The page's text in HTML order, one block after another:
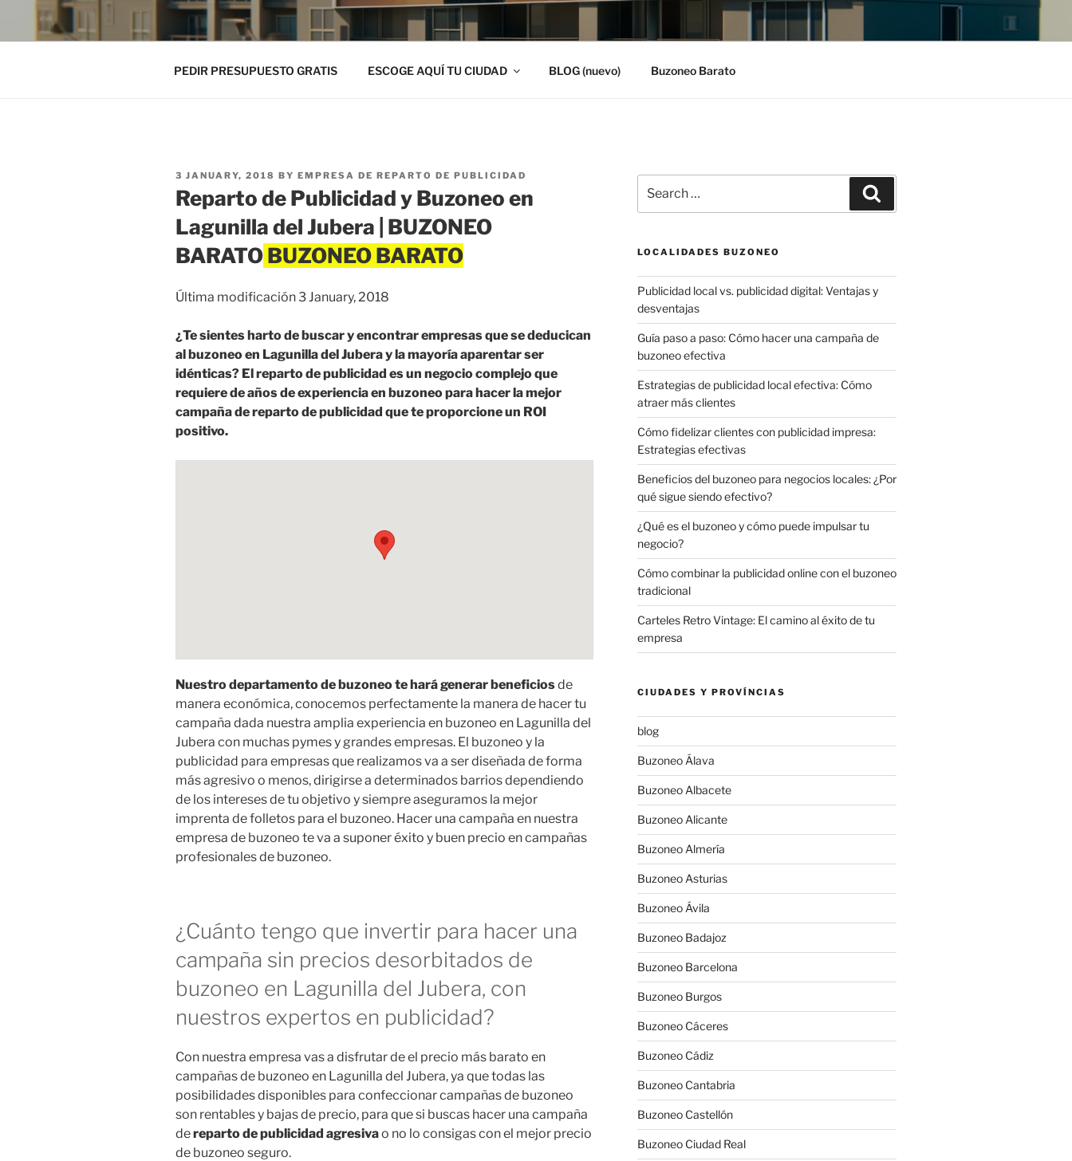
PEDIR PRESUPUESTO GRATIS ESCOGE AQUÍ TU CIUDAD BLOG (nuevo) Buzoneo Barato
POSTED
ON
3 JANUARY, 2018 BY EMPRESA DE REPARTO DE PUBLICIDAD
Reparto de Publicidad y Buzoneo en
Lagunilla del Jubera | BUZONEO
BARATO
Última modificación 3 January, 2018
¿Te sientes harto de buscar y encontrar empresas que se deducican
al buzoneo en Lagunilla del Jubera y la mayoría aparentar ser
idénticas? El reparto de publicidad es un negocio complejo que
requiere de años de experiencia en buzoneo para hacer la mejor
campaña de reparto de publicidad que te proporcione un ROI
positivo.
Nuestro departamento de buzoneo te hará generar beneficiosde
manera económica, conocemos perfectamente la manera de hacer tu
campaña dada nuestra amplia experiencia en buzoneo en Lagunilla del
Jubera con muchas pymes y grandes empresas. El buzoneo y la
publicidad para empresas que realizamos va a ser diseñada de forma
más agresivo o menos, dirigirse a determinados barrios dependiendo
de los intereses de tu objetivo y siempre aseguramos la mejor
imprenta de folletos para el buzoneo. Hacer una campaña en nuestra
empresa de buzoneo te va a suponer éxito y buen precio en campañas
profesionales de buzoneo.
¿Cuánto tengo que invertir para hacer una
campaña sin precios desorbitados de
buzoneo en Lagunilla del Jubera, con
nuestros expertos en publicidad?
Con nuestra empresa vas a disfrutar de el precio más barato en
campañas de buzoneo en Lagunilla del Jubera, ya que todas las
posibilidades disponibles para confeccionar campañas de buzoneo
son rentables y bajas de precio, para que si buscas hacer una campaña
dereparto de publicidad agresivao no lo consigas con el mejor precio
de buzoneo seguro.
for:
LOCALIDADES BUZONEO
Publicidad local vs. publicidad digital: Ventajas y
desventajas
Guía paso a paso: Cómo hacer una campaña de
buzoneo efectiva
Estrategias de publicidad local efectiva: Cómo
atraer más clientes
Cómo fidelizar clientes con publicidad impresa:
Estrategias efectivas
Beneficios del buzoneo para negocios locales: ¿Por
qué sigue siendo efectivo?
¿Qué es el buzoneo y cómo puede impulsar tu
negocio?
Cómo combinar la publicidad online con el buzoneo
tradicional
Carteles Retro Vintage: El camino al éxito de tu
empresa
CIUDADES Y PROVÍNCIAS
blog
Buzoneo Álava
Buzoneo Albacete
Buzoneo Alicante
Buzoneo Almería
Buzoneo Asturias
Buzoneo Ávila
Buzoneo Badajoz
Buzoneo Barcelona
Buzoneo Burgos
Buzoneo Cáceres
Buzoneo Cádiz
Buzoneo Cantabria
Buzoneo Castellón
Buzoneo Ciudad Real